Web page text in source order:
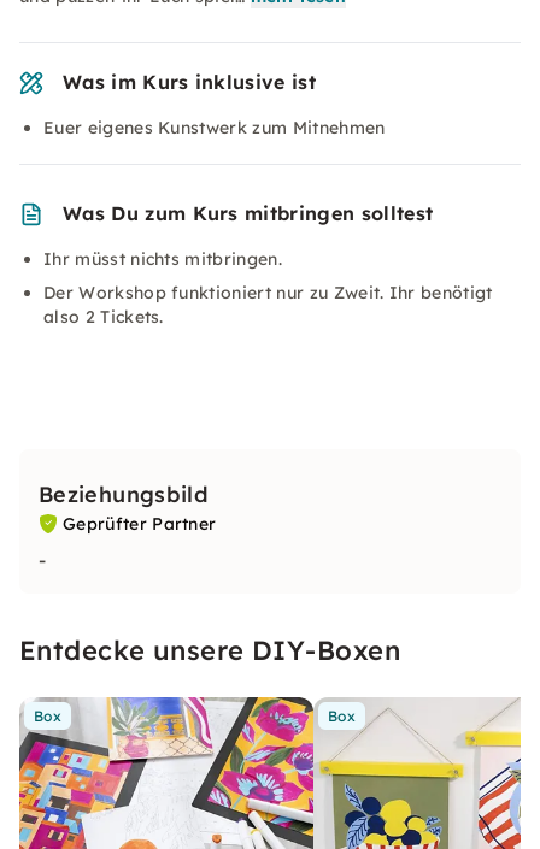
Was im Kurs inklusive ist
Euer eigenes Kunstwerk zum Mitnehmen
Was Du zum Kurs mitbringen solltest
Ihr müsst nichts mitbringen.
Der Workshop funktioniert nur zu Zweit. Ihr benötigt
also 2 Tickets.
Beziehungsbild
Geprüfter Partner
-
Entdecke unsere DIY-Boxen
Box Box